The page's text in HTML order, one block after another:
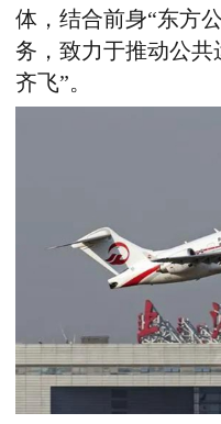
体，结合前身“东方
务，致力于推动公共
齐飞”。